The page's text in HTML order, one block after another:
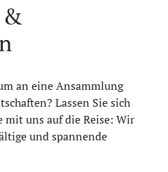
&
an eine Ansammlung
Lassen Sie sich
mit uns auf die Reise: Wir
und spannende